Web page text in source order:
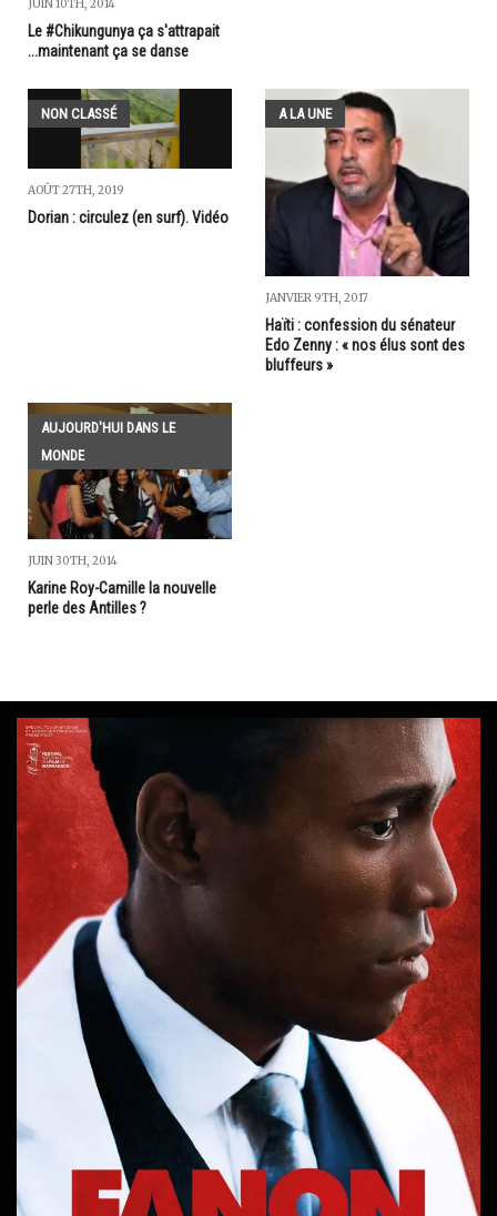
JUIN 10TH, 2014
Le #Chikungunya ça s'attrapait
...maintenant ça se danse
NON CLASSÉ
AOÛT 27TH, 2019
Dorian : circulez (en surf). Vidéo
A LA UNE
JANVIER 9TH, 2017
Haïti : confession du sénateur
Edo Zenny : « nos élus sont des
bluffeurs »
AUJOURD'HUI DANS LE
MONDE
JUIN 30TH, 2014
Karine Roy-Camille la nouvelle
perle des Antilles ?